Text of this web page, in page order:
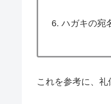
6. ハガキの宛
これを参考に、礼